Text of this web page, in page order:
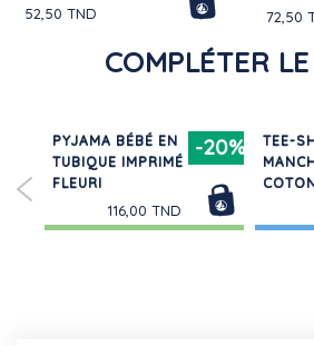
52,50 TND 72,50
COMPLÉTER
-20%
PYJAMA BÉBÉ EN
TUBIQUE IMPRIMÉ
FLEURI
116,00 TND
TEE-